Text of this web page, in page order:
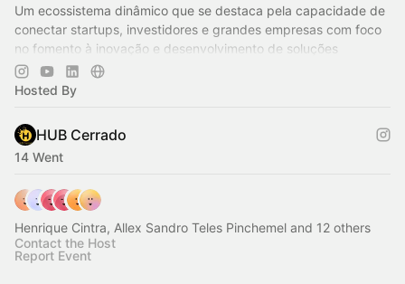
Um ecossistema dinâmico que se destaca pela capacidade de
conectar startups, investidores e grandes empresas com foco
no fomento à inovação e desenvolvimento de soluções
disruptivas.
Hosted By
HUB Cerrado
14 Went
Henrique Cintra, Allex Sandro Teles Pinchemel and 12 others
Contact the Host
Report Event